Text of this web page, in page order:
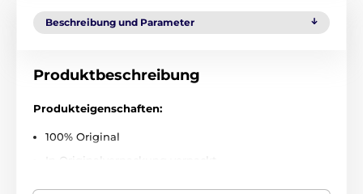
Beschreibung und Parameter
Produktbeschreibung
Produkteigenschaften:
100% Original
In Originalverpackung verpackt